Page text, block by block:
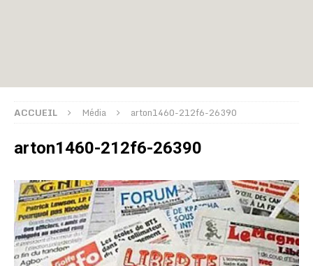
ACCUEIL Média arton1460-212f6-26390
arton1460-212f6-26390